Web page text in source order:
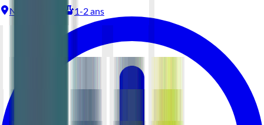
Nantes
1-2 ans